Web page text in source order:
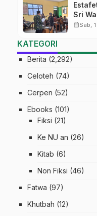
Sri
MTs
calendar_monthSab,
KATEGORI
Berita (2,292)
Celoteh (74)
Cerpen (52)
Ebooks (101)
Fiksi (21)
Ke NU an (26)
Kitab (6)
Non Fiksi (46)
Fatwa (97)
Khutbah (12)